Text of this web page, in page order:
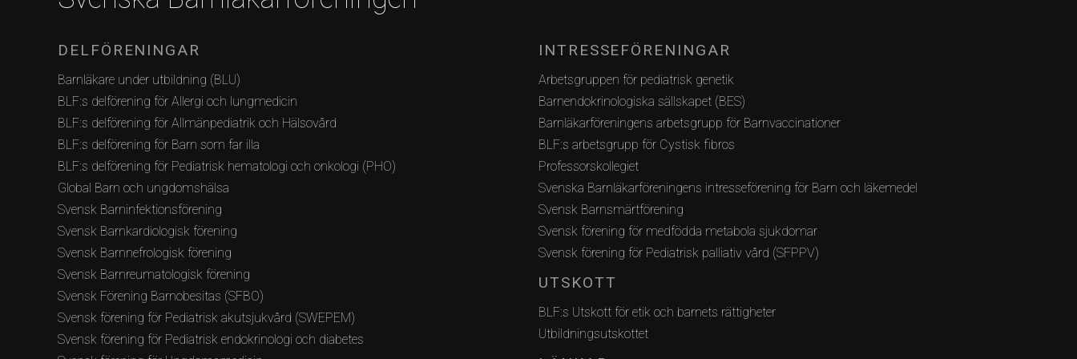
DELFÖRENINGAR
Barnläkare under utbildning (BLU)
BLF:s delförening för Allergi och lungmedicin
BLF:s delförening för Allmänpediatrik och Hälsovård
BLF:s delförening för Barn som far illa
BLF:s delförening för Pediatrisk hematologi och onkologi (PHO)
Global Barn och ungdomshälsa
Svensk Barninfektionsförening
Svensk Barnkardiologisk förening
Svensk Barnnefrologisk förening
Svensk Barnreumatologisk förening
Svensk Förening Barnobesitas (SFBO)
Svensk förening för Pediatrisk akutsjukvård (SWEPEM)
Svensk förening för Pediatrisk endokrinologi och diabetes
INTRESSEFÖRENINGAR
Arbetsgruppen för pediatrisk genetik
Barnendokrinologiska sällskapet (BES)
Barnläkarföreningens arbetsgrupp för Barnvaccinationer
BLF:s arbetsgrupp för Cystisk fibros
Professorskollegiet
Svenska Barnläkarföreningens intresseförening för Barn och läkemedel
Svensk Barnsmärtförening
Svensk förening för medfödda metabola sjukdomar
Svensk förening för Pediatrisk palliativ vård (SFPPV)
UTSKOTT
BLF:s Utskott för etik och barnets rättigheter
Utbildningsutskottet